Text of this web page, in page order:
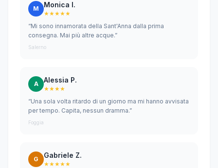
M Monica I.
★★★★★
“Mi sono innamorata della Sant'Anna dalla prima
consegna. Mai più altre acque.”
Salerno
A Alessia P.
★★★★
“Una sola volta ritardo di un giorno ma mi hanno avvisata
per tempo. Capita, nessun dramma.”
Foggia
G Gabriele Z.
★★★★★